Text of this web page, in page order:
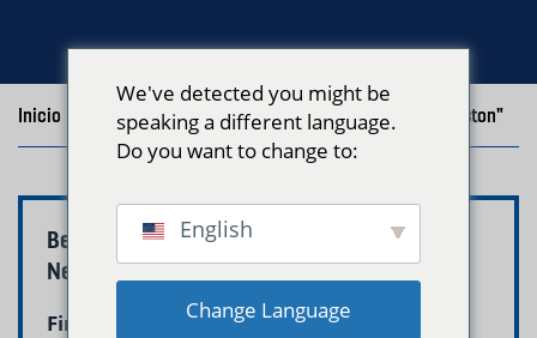
Inicio / Posts with the tag "Top Laundry Service Boston"
Best Laundry Pickup Service Boston –
Neptune Laundry
Finding the best laundry pickup service in
We've detected you might be
speaking a different language.
Do you want to change to:
English
Change Language